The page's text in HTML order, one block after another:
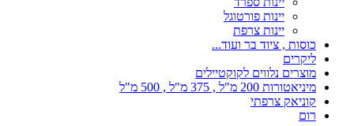
יינות פורטוגל
יינות צרפת
כוסות , ציוד בר ועוד...
ליקרים
מוצרים נלווים לקוקטיילים
מיניאטורות 200 מ"ל , 375 מ"ל , 500 מ"ל
קוניאק צרפתי
רום